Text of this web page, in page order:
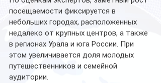
посещаемости фиксируется в
небольших городах, расположенных
недалеко от крупных центров, а также
в регионах Урала и юга России. При
этом увеличивается доля молодых
путешественников и семейной
аудитории.